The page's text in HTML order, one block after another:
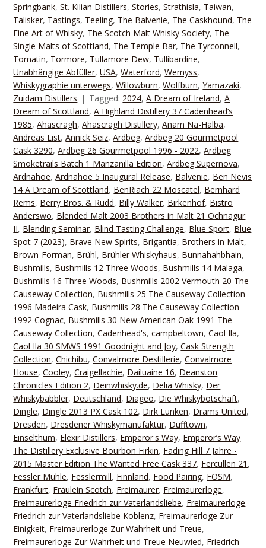
Springbank,St. Kilian Distillers,Stories,Strathisla, Taiwan,
Talisker, Tastings, Teeling, The Balvenie, The Caskhound, The
Fine Art of Whisky, The Scotch Malt Whisky Society, The
Single Malts of Scottland, The Temple Bar, The Tyrconnell,
Tomatin, Tormore, Tullamore Dew, Tullibardine,
Unabhängige Abfüller,USA,Waterford,Wemyss,
Whiskygraphie unterwegs,Willowburn,Wolfburn,Yamazaki,
Zuidam Distillers
Tagged: 2024,A Dream of Ireland,A
Dream of Scottland,A Highland Distillery 37 Cadenhead‘s
1985,Ahascragh,Ahascragh Distillery,Anam Na-Halba,
Andreas List,Annick Seiz,Ardbeg,Ardbeg 20 Gourmetpool
Cask 3290,Ardbeg 26 Gourmetpool 1996 - 2022,Ardbeg
Smoketrails Batch 1 Manzanilla Edition,Ardbeg Supernova,
Ardnahoe,Ardnahoe 5 Inaugural Release, Balvenie, Ben Nevis
14 A Dream of Scottland, BenRiach 22 Moscatel, Bernhard
Rems, Berry Bros. & Rudd, Billy Walker, Birkenhof, Bistro
Anderswo, Blended Malt 2003 Brothers in Malt 21 Ochnagur
II, Blending Seminar, Blind Tasting Challenge, Blue Sport, Blue
Spot 7 (2023), Brave New Spirits, Brigantia, Brothers in Malt,
Brown-Forman, Brühl, Brühler Whiskyhaus, Bunnahahbhain,
Bushmills, Bushmills 12 Three Woods, Bushmills 14 Malaga,
Bushmills 16 Three Woods, Bushmills 2002 Vermouth 20 The
Causeway Collection, Bushmills 25 The Causeway Collection
1996 Madeira Cask, Bushmills 28 The Causeway Collection
1992 Cognac, Bushmills 30 New American Oak 1991 The
Causeway Collection,Cadenhead's,campbeltown,Caol Ila,
Caol Ila 30 SMWS 1991 Goodnight and Joy,Cask Strength
Collection,Chichibu,Convalmore Destillerie,Convalmore
House,Cooley,Craigellachie, Dailuaine 16, Deanston
Chronicles Edition 2, Deinwhisky.de, Delia Whisky, Der
Whiskybabbler, Deutschland, Diageo, Die Whiskybotschaft,
Dingle, Dingle 2013 PX Cask 102, Dirk Lunken, Drams United,
Dresden, Dresdener Whiskymanufaktur, Dufftown,
Einselthum, Elexir Distillers, Emperor's Way, Emperor’s Way
The Distillery Exclusive Bourbon Firkin, Fading Hill 7 Jahre -
2015 Master Edition The Wanted Free Cask 337, Fercullen 21 ,
Fessler Mühle, Fesslermill, Finnland, Food Pairing, FOSM,
Frankfurt, Fräulein Scotch, Freimaurer, Freimaurerloge,
Freimaurerloge Friedrich zur Vaterlandsliebe, Freimaurerloge
Friedrich zur Vaterlandsliebe Koblenz, Freimaurerloge Zur
Einigkeit, Freimaurerloge Zur Wahrheit und Treue,
Freimaurerloge Zur Wahrheit und Treue Neuwied, Friedrich